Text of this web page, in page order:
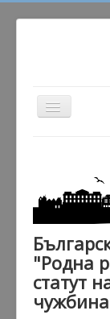
Превключи
навигация
Сдружението
Училище
Народни
Гaлерия
Партньори
Контакт
"Родна
статут
чужбина